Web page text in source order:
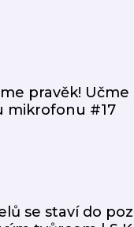
pravěk!
mikrofonu #17
se staví do